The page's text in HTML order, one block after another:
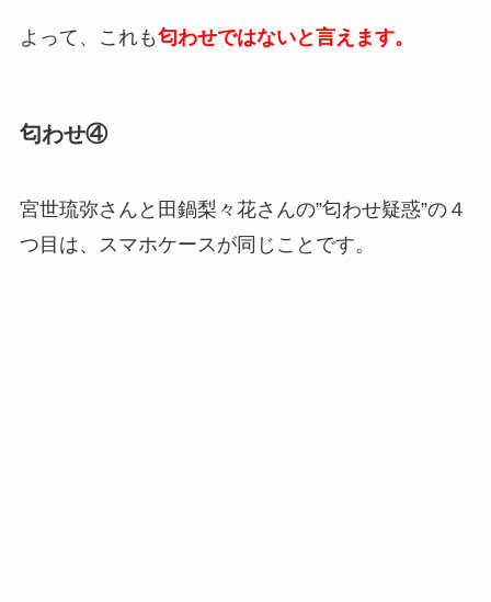
よって、これも匂わせではないと言えます。
匂わせ④
宮世琉弥さんと田鍋梨々花さんの”匂わせ疑惑”の４
つ目は、 スマホケースが同じこと です。